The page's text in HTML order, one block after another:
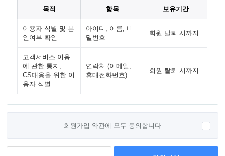
목적 항목 보유기간
이용자 식별 및 본
인여부 확인
아이디, 이름, 비
밀번호
회원 탈퇴 시까지
고객서비스 이용
에 관한 통지,
CS대응을 위한 이
용자 식별
연락처 (이메일,
휴대전화번호)
회원 탈퇴 시까지
회원가입 약관에 모두 동의합니다